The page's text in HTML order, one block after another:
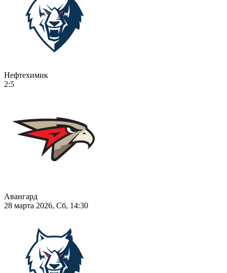
Нефтехимик
2:5
Авангард
28 марта 2026, Сб, 14:30